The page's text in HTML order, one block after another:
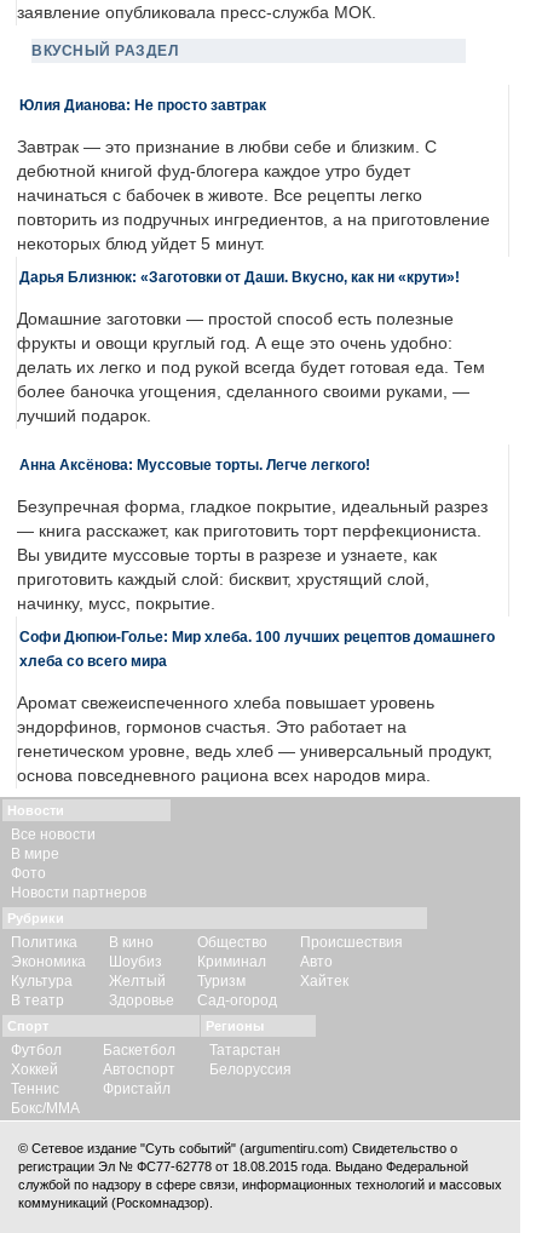
заявление опубликовала пресс-служба МОК.
ВКУСНЫЙ РАЗДЕЛ
Юлия Дианова: Не просто завтрак
Завтрак — это признание в любви себе и близким. С
дебютной книгой фуд-блогера каждое утро будет
начинаться с бабочек в животе. Все рецепты легко
повторить из подручных ингредиентов, а на приготовление
некоторых блюд уйдет 5 минут.
Дарья Близнюк: «Заготовки от Даши. Вкусно, как ни «крути»!
Домашние заготовки — простой способ есть полезные
фрукты и овощи круглый год. А еще это очень удобно:
делать их легко и под рукой всегда будет готовая еда. Тем
более баночка угощения, сделанного своими руками, —
лучший подарок.
Анна Аксёнова: Муссовые торты. Легче легкого!
Безупречная форма, гладкое покрытие, идеальный разрез
— книга расскажет, как приготовить торт перфекциониста.
Вы увидите муссовые торты в разрезе и узнаете, как
приготовить каждый слой: бисквит, хрустящий слой,
начинку, мусс, покрытие.
Софи Дюпюи-Голье: Мир хлеба. 100 лучших рецептов домашнего
хлеба со всего мира
Аромат свежеиспеченного хлеба повышает уровень
эндорфинов, гормонов счастья. Это работает на
генетическом уровне, ведь хлеб — универсальный продукт,
основа повседневного рациона всех народов мира.
Новости
Все новости
В мире
Фото
Новости партнеров
Рубрики
Политика
Экономика
Культура
В театр
В кино
Шоубиз
Желтый
Здоровье
Общество
Криминал
Туризм
Сад-огород
Происшествия
Авто
Хайтек
Спорт
Футбол
Хоккей
Теннис
Бокс/ММА
Баскетбол
Автоспорт
Фристайл
Регионы
Татарстан
Белоруссия
© Сетевое издание "Суть событий" (argumentiru.com) Свидетельство о
регистрации Эл № ФС77-62778 от 18.08.2015 года. Выдано Федеральной
службой по надзору в сфере связи, информационных технологий и массовых
коммуникаций (Роскомнадзор).